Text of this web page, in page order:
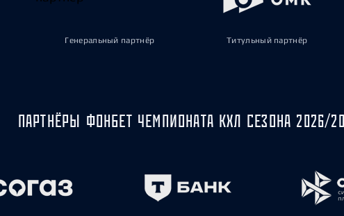
Генеральный партнёр Титульный партнёр
ПАРТНЁРЫ ФОНБЕТ ЧЕМПИОНАТА КХЛ СЕЗОНА 2026/